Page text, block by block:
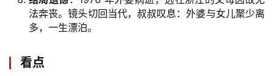
法奔丧。镜头切回当代，叔叔叹息：外婆与女儿聚少离
多，一生漂泊。
看点